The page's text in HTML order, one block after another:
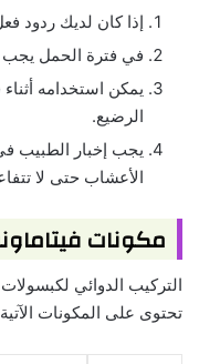
إذا كان لديك ردود
في فترة الحمل يجب
يمكن استخدامه أثناء
الرضيع.
يجب إخبار الطبيب
الأعشاب حتى لا
مكونات
التركيب الدوائي
تحتوى على المكونات